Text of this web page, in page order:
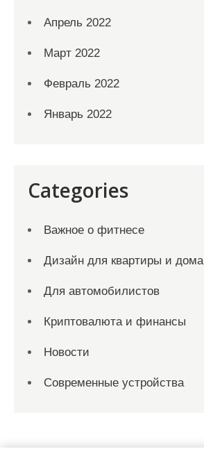
Апрель 2022
Март 2022
Февраль 2022
Январь 2022
Categories
Важное о фитнесе
Дизайн для квартиры и дома
Для автомобилистов
Криптовалюта и финансы
Новости
Современные устройства